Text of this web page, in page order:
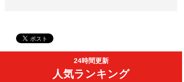
24時間更新
人気ランキング